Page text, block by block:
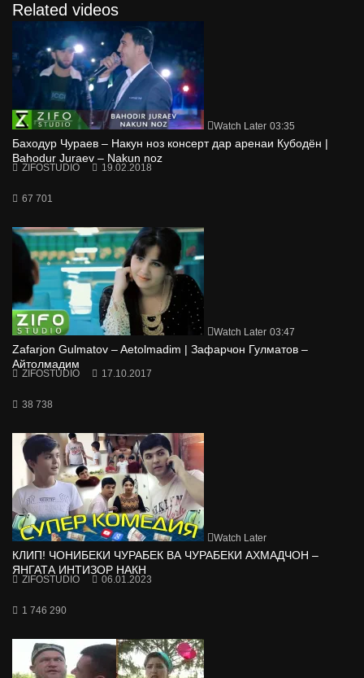
Related videos
Watch Later 03:35
Баходур Чураев – Накун ноз консерт дар аренаи Кубодён |
Bahodur Juraev – Nakun noz
ZIFOSTUDIO 19.02.2018
67 701
Watch Later 03:47
Zafarjon Gulmatov – Aetolmadim | Зафарчон Гулматов –
Айтолмадим
ZIFOSTUDIO 17.10.2017
38 738
Watch Later
КЛИП! ЧОНИБЕКИ ЧУРАБЕК ВА ЧУРАБЕКИ АХМАДЧОН –
ЯНГАТА ИНТИЗОР НАКН
ZIFOSTUDIO 06.01.2023
1 746 290